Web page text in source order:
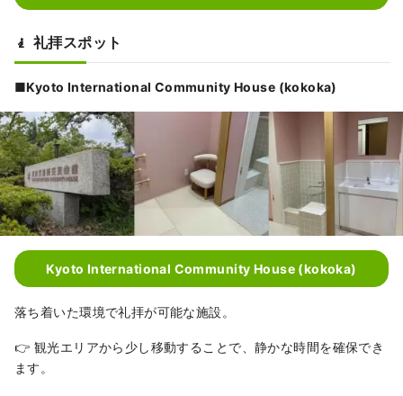
🧎 礼拝スポット
■Kyoto International Community House (kokoka)
Kyoto International Community House (kokoka)
落ち着いた環境で礼拝が可能な施設。
👉 観光エリアから少し移動することで、静かな時間を確保でき
ます。